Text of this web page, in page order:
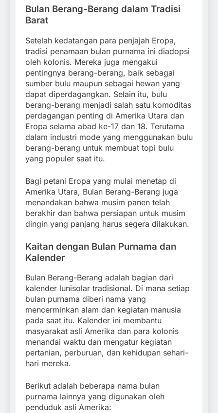
Bulan Berang-Berang dalam Tradisi
Barat
Setelah kedatangan para penjajah Eropa,
tradisi penamaan bulan purnama ini diadopsi
oleh kolonis. Mereka juga mengakui
pentingnya berang-berang, baik sebagai
sumber bulu maupun sebagai hewan yang
dapat diperdagangkan. Selain itu, bulu
berang-berang menjadi salah satu komoditas
perdagangan penting di Amerika Utara dan
Eropa selama abad ke-17 dan 18. Terutama
dalam industri mode yang menggunakan bulu
berang-berang untuk membuat topi bulu
yang populer saat itu.
Bagi petani Eropa yang mulai menetap di
Amerika Utara, Bulan Berang-Berang juga
menandakan bahwa musim panen telah
berakhir dan bahwa persiapan untuk musim
dingin yang panjang harus segera dilakukan.
Kaitan dengan Bulan Purnama dan
Kalender
Bulan Berang-Berang adalah bagian dari
kalender lunisolar tradisional. Di mana setiap
bulan purnama diberi nama yang
mencerminkan alam dan kegiatan manusia
pada saat itu. Kalender ini membantu
masyarakat asli Amerika dan para kolonis
menandai waktu dan mengatur kegiatan
pertanian, perburuan, dan kehidupan sehari-
hari mereka.
Berikut adalah beberapa nama bulan
purnama lainnya yang digunakan oleh
penduduk asli Amerika: